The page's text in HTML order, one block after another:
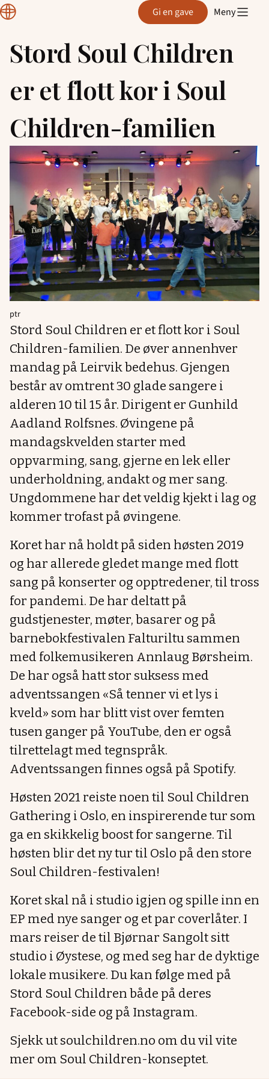
Hopp
innhold
Normisjon
Hordaland
Gi en gave Meny
Stord Soul Children
er et flott kor i Soul
Children-familien
ptr
Stord Soul Children er et flott kor i Soul
Children-familien. De øver annenhver
mandag på Leirvik bedehus. Gjengen
består av omtrent 30 glade sangere i
alderen 10 til 15 år. Dirigent er Gunhild
Aadland Rolfsnes. Øvingene på
mandagskvelden starter med
oppvarming, sang, gjerne en lek eller
underholdning, andakt og mer sang.
Ungdommene har det veldig kjekt i lag og
kommer trofast på øvingene.
Koret har nå holdt på siden høsten 2019
og har allerede gledet mange med flott
sang på konserter og opptredener, til tross
for pandemi. De har deltatt på
gudstjenester, møter, basarer og på
barnebokfestivalen Falturiltu sammen
med folkemusikeren Annlaug Børsheim.
De har også hatt stor suksess med
adventssangen «Så tenner vi et lys i
kveld» som har blitt vist over femten
tusen ganger på YouTube, den er også
tilrettelagt med tegnspråk.
Adventssangen finnes også på Spotify.
Høsten 2021 reiste noen til Soul Children
Gathering i Oslo, en inspirerende tur som
ga en skikkelig boost for sangerne. Til
høsten blir det ny tur til Oslo på den store
Soul Children-festivalen!
Koret skal nå i studio igjen og spille inn en
EP med nye sanger og et par coverlåter. I
mars reiser de til Bjørnar Sangolt sitt
studio i Øystese, og med seg har de dyktige
lokale musikere. Du kan følge med på
Stord Soul Children både på deres
Facebook-side og på Instagram.
Sjekk ut soulchildren.no om du vil vite
mer om Soul Children-konseptet.